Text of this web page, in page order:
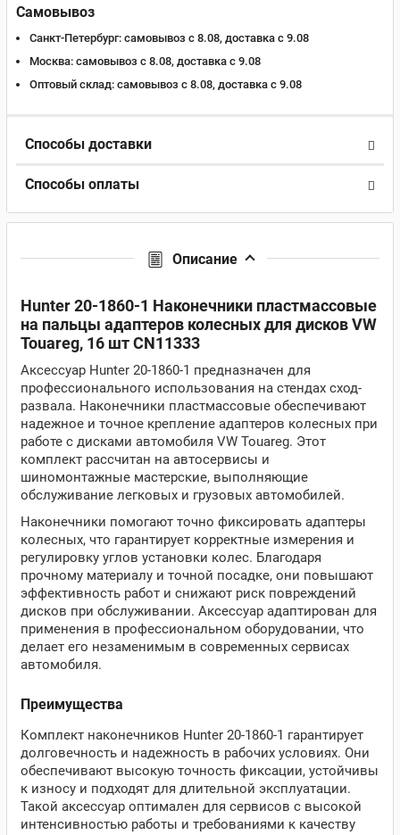
Самовывоз
Санкт-Петербург: самовывоз с 8.08, доставка c 9.08
Москва: самовывоз с 8.08, доставка c 9.08
Оптовый склад: самовывоз с 8.08, доставка c 9.08
Способы доставки
Способы оплаты
Описание
Hunter 20-1860-1 Наконечники пластмассовые
на пальцы адаптеров колесных для дисков VW
Touareg, 16 шт CN11333
Аксессуар Hunter 20-1860-1 предназначен для
профессионального использования на стендах сход-
развала. Наконечники пластмассовые обеспечивают
надежное и точное крепление адаптеров колесных при
работе с дисками автомобиля VW Touareg. Этот
комплект рассчитан на автосервисы и
шиномонтажные мастерские, выполняющие
обслуживание легковых и грузовых автомобилей.
Наконечники помогают точно фиксировать адаптеры
колесных, что гарантирует корректные измерения и
регулировку углов установки колес. Благодаря
прочному материалу и точной посадке, они повышают
эффективность работ и снижают риск повреждений
дисков при обслуживании. Аксессуар адаптирован для
применения в профессиональном оборудовании, что
делает его незаменимым в современных сервисах
автомобиля.
Преимущества
Комплект наконечников Hunter 20-1860-1 гарантирует
долговечность и надежность в рабочих условиях. Они
обеспечивают высокую точность фиксации, устойчивы
к износу и подходят для длительной эксплуатации.
Такой аксессуар оптимален для сервисов с высокой
интенсивностью работы и требованиями к качеству